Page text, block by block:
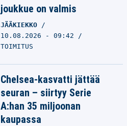
joukkue on valmis
JÄÄKIEKKO
10.08.2026 - 09:42
TOIMITUS
Chelsea-kasvatti jättää
seuran – siirtyy Serie
A:han 35 miljoonan
kaupassa